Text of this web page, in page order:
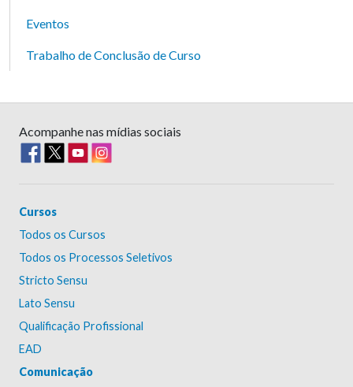
Eventos
Trabalho de Conclusão de Curso
Acompanhe nas mídias sociais
Cursos
Todos os Cursos
Todos os Processos Seletivos
Stricto Sensu
Lato Sensu
Qualificação Profissional
EAD
Comunicação